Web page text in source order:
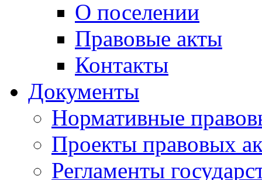
О поселении
Правовые акты
Контакты
Документы
Нормативные
Проекты правовых
Регламенты